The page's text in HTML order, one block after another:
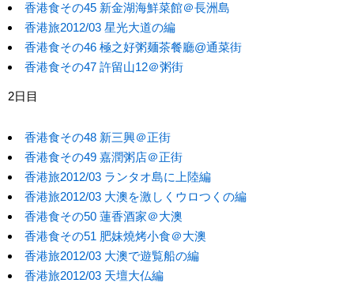
香港食その45 新金湖海鮮菜館＠長洲島
香港旅2012/03 星光大道の編
香港食その46 極之好粥麺茶餐廳@通菜街
香港食その47 許留山12＠粥街
2日目
香港食その48 新三興＠正街
香港食その49 嘉潤粥店＠正街
香港旅2012/03 ランタオ島に上陸編
香港旅2012/03 大澳を激しくウロつくの編
香港食その50 蓮香酒家＠大澳
香港食その51 肥妹燒烤小食＠大澳
香港旅2012/03 大澳で遊覧船の編
香港旅2012/03 天壇大仏編